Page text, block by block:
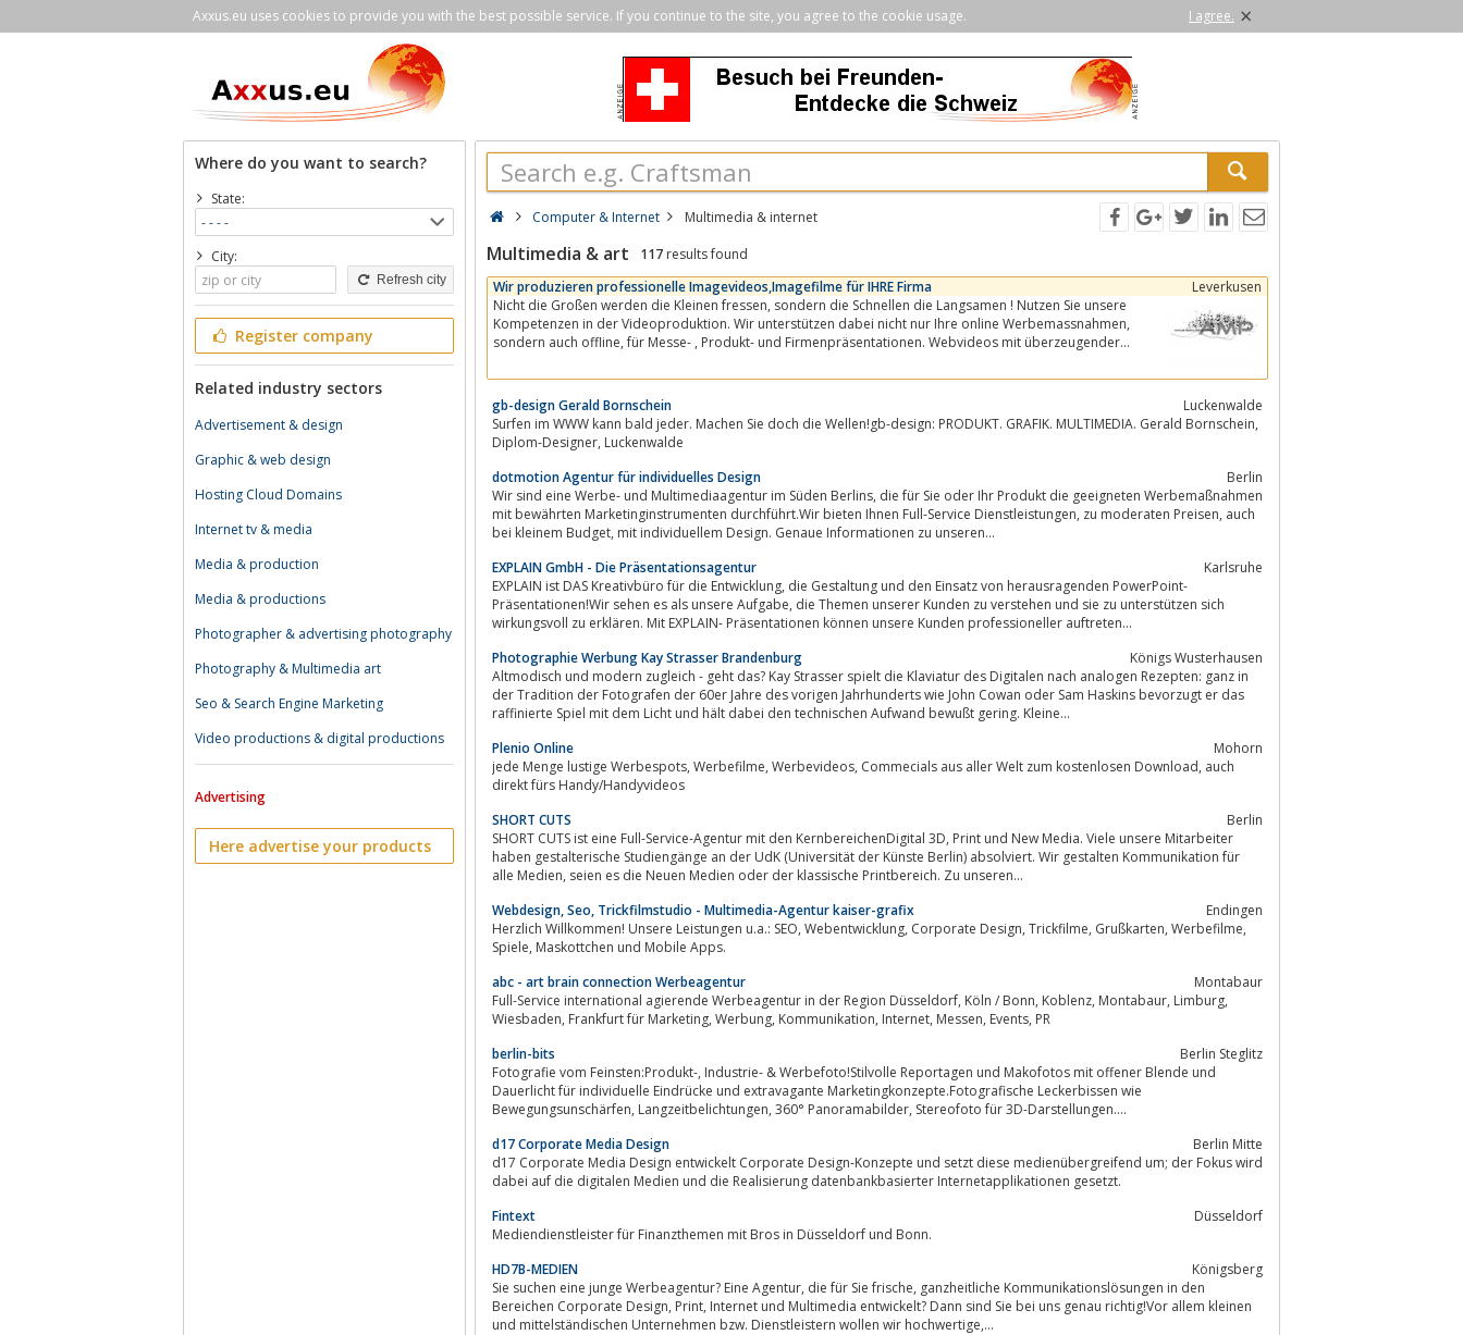
Axxus.eu uses cookies to provide you with the best possible service. If you continue to the site, you agree to the cookie usage. I agree. ×
Where do you want to search?
State:
City:
Refresh city
Register company
Related industry sectors
Advertisement & design
Graphic & web design
Hosting Cloud Domains
Internet tv & media
Media & production
Media & productions
Photographer & advertising photography
Photography & Multimedia art
Seo & Search Engine Marketing
Video productions & digital productions
Advertising
Here advertise your products
Computer & Internet Multimedia & internet
Multimedia & art 117 results found
Wir produzieren professionelle Imagevideos,Imagefilme für IHRE Firma
Leverkusen
Nicht die Großen werden die Kleinen fressen, sondern die Schnellen die Langsamen ! Nutzen Sie unsere
Kompetenzen in der Videoproduktion. Wir unterstützen dabei nicht nur Ihre online Werbemassnahmen,
sondern auch offline, für Messe- , Produkt- und Firmenpräsentationen. Webvideos mit überzeugender
gb-design Gerald Bornschein
Luckenwalde
Surfen im WWW kann bald jeder. Machen Sie doch die Wellen!gb-design: PRODUKT. GRAFIK. MULTIMEDIA. Gerald Bornschein,
Diplom-Designer, Luckenwalde
dotmotion Agentur für individuelles Design
Berlin
Wir sind eine Werbe- und Multimediaagentur im Süden Berlins, die für Sie oder Ihr Produkt die geeigneten Werbemaßnahmen
mit bewährten Marketinginstrumenten durchführt.Wir bieten Ihnen Full-Service Dienstleistungen, zu moderaten Preisen, auch
bei kleinem Budget, mit individuellem Design. Genaue Informationen zu unseren...
EXPLAIN GmbH - Die Präsentationsagentur
Karlsruhe
EXPLAIN ist DAS Kreativbüro für die Entwicklung, die Gestaltung und den Einsatz von herausragenden PowerPoint-
Präsentationen!Wir sehen es als unsere Aufgabe, die Themen unserer Kunden zu verstehen und sie zu unterstützen sich
wirkungsvoll zu erklären. Mit EXPLAIN- Präsentationen können unsere Kunden professioneller auftreten...
Photographie Werbung Kay Strasser Brandenburg
Königs Wusterhausen
Altmodisch und modern zugleich - geht das? Kay Strasser spielt die Klaviatur des Digitalen nach analogen Rezepten: ganz in
der Tradition der Fotografen der 60er Jahre des vorigen Jahrhunderts wie John Cowan oder Sam Haskins bevorzugt er das
raffinierte Spiel mit dem Licht und hält dabei den technischen Aufwand bewußt gering. Kleine...
Plenio Online
Mohorn
jede Menge lustige Werbespots, Werbefilme, Werbevideos, Commecials aus aller Welt zum kostenlosen Download, auch
direkt fürs Handy/Handyvideos
SHORT CUTS
Berlin
SHORT CUTS ist eine Full-Service-Agentur mit den KernbereichenDigital 3D, Print und New Media. Viele unsere Mitarbeiter
haben gestalterische Studiengänge an der UdK (Universität der Künste Berlin) absolviert. Wir gestalten Kommunikation für
alle Medien, seien es die Neuen Medien oder der klassische Printbereich. Zu unseren...
Webdesign, Seo, Trickfilmstudio - Multimedia-Agentur kaiser-grafix
Endingen
Herzlich Willkommen! Unsere Leistungen u.a.: SEO, Webentwicklung, Corporate Design, Trickfilme, Grußkarten, Werbefilme,
Spiele, Maskottchen und Mobile Apps.
abc - art brain connection Werbeagentur
Montabaur
Full-Service international agierende Werbeagentur in der Region Düsseldorf, Köln / Bonn, Koblenz, Montabaur, Limburg,
Wiesbaden, Frankfurt für Marketing, Werbung, Kommunikation, Internet, Messen, Events, PR
berlin-bits
Berlin Steglitz
Fotografie vom Feinsten:Produkt-, Industrie- & Werbefoto!Stilvolle Reportagen und Makofotos mit offener Blende und
Dauerlicht für individuelle Eindrücke und extravagante Marketingkonzepte.Fotografische Leckerbissen wie
Bewegungsunschärfen, Langzeitbelichtungen, 360° Panoramabilder, Stereofoto für 3D-Darstellungen....
d17 Corporate Media Design
Berlin Mitte
d17 Corporate Media Design entwickelt Corporate Design-Konzepte und setzt diese medienübergreifend um; der Fokus wird
dabei auf die digitalen Medien und die Realisierung datenbankbasierter Internetapplikationen gesetzt.
Fintext
Düsseldorf
Mediendienstleister für Finanzthemen mit Bros in Düsseldorf und Bonn.
HD7B-MEDIEN
Königsberg
Sie suchen eine junge Werbeagentur? Eine Agentur, die für Sie frische, ganzheitliche Kommunikationslösungen in den
Bereichen Corporate Design, Print, Internet und Multimedia entwickelt? Dann sind Sie bei uns genau richtig!Vor allem kleinen
und mittelständischen Unternehmen bzw. Dienstleistern wollen wir hochwertige,...